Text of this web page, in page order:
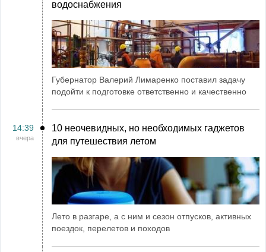
водоснабжения
Губернатор Валерий Лимаренко поставил задачу
подойти к подготовке ответственно и качественно
14:39
вчера
10 неочевидных, но необходимых гаджетов
для путешествия летом
Лето в разгаре, а с ним и сезон отпусков, активных
поездок, перелетов и походов